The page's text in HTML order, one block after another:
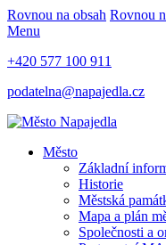
Rovnou na obsah Rovnou
Menu
+420 577 100 911
podatelna@napajedla.cz
Město
Základní
Historie
Městská
Mapa a plán
Společnosti a